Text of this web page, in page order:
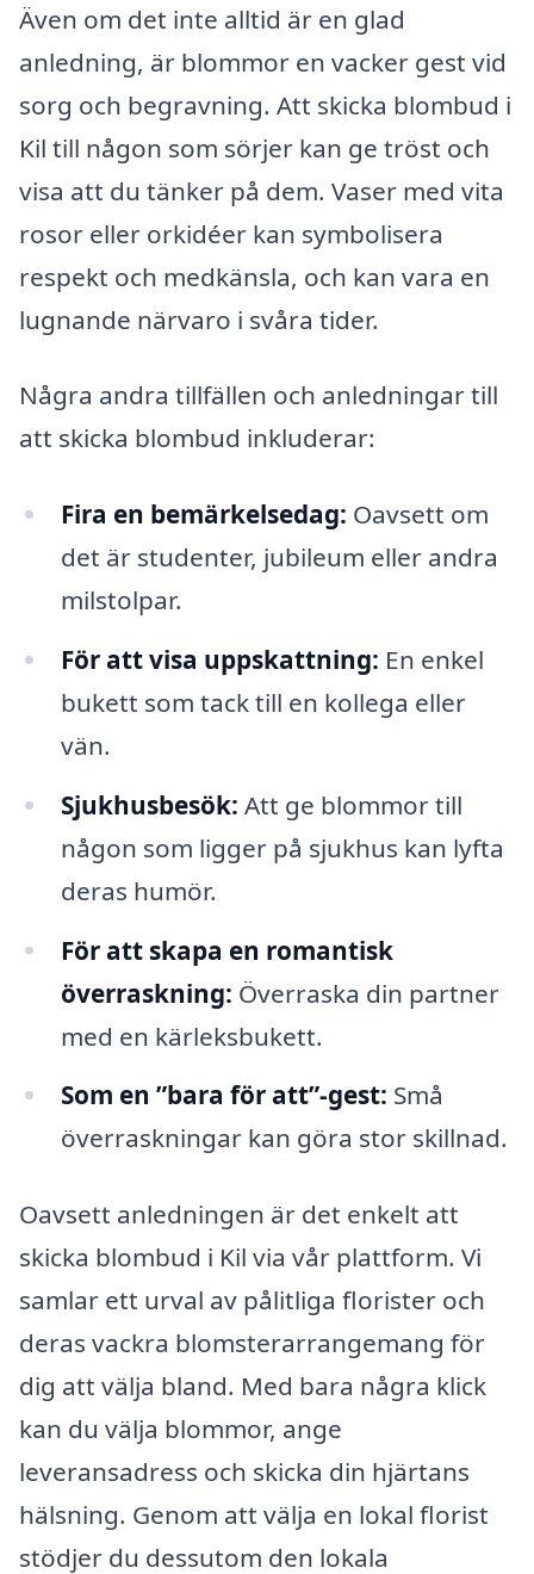
Även om det inte alltid är en glad
anledning, är blommor en vacker gest vid
sorg och begravning. Att skicka blombud i
Kil till någon som sörjer kan ge tröst och
visa att du tänker på dem. Vaser med vita
rosor eller orkidéer kan symbolisera
respekt och medkänsla, och kan vara en
lugnande närvaro i svåra tider.
Några andra tillfällen och anledningar till
att skicka blombud inkluderar:
Fira en bemärkelsedag: Oavsett om
det är studenter, jubileum eller andra
milstolpar.
För att visa uppskattning: En enkel
bukett som tack till en kollega eller
vän.
Sjukhusbesök: Att ge blommor till
någon som ligger på sjukhus kan lyfta
deras humör.
För att skapa en romantisk
överraskning: Överraska din partner
med en kärleksbukett.
Som en ”bara för att”-gest: Små
överraskningar kan göra stor skillnad.
Oavsett anledningen är det enkelt att
skicka blombud i Kil via vår plattform. Vi
samlar ett urval av pålitliga florister och
deras vackra blomsterarrangemang för
dig att välja bland. Med bara några klick
kan du välja blommor, ange
leveransadress och skicka din hjärtans
hälsning. Genom att välja en lokal florist
stödjer du dessutom den lokala